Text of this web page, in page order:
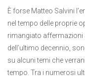
È forse Matteo Salvini
nel tempo delle proprie
rimangiato affermazioni
dell’ultimo decennio,
su alcuni temi che
tempo. Tra i numerosi